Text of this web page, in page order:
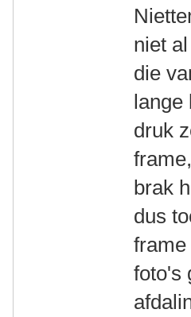
niet
die
lange
druk
brak
dus
foto's